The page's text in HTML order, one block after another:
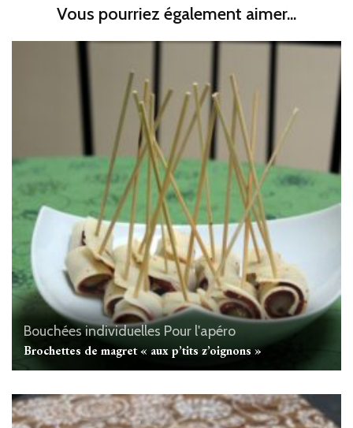
Vous pourriez également aimer...
Bouchées individuelles Pour l'apéro
Brochettes de magret « aux p’tits z’oignons »